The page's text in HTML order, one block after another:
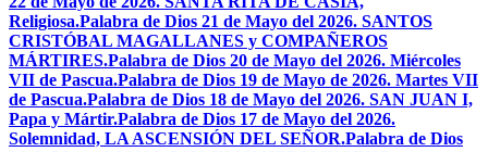
Religiosa.Palabra de Dios 21 de Mayo del 2026. SANTOS
CRISTÓBAL MAGALLANES y COMPAÑEROS
MÁRTIRES.Palabra de Dios 20 de Mayo del 2026. Miércoles
VII de Pascua.Palabra de Dios 19 de Mayo de 2026. Martes VII
de Pascua.Palabra de Dios 18 de Mayo del 2026. SAN JUAN I,
Papa y Mártir.Palabra de Dios 17 de Mayo del 2026.
Solemnidad, LA ASCENSIÓN DEL SEÑOR.Palabra de Dios